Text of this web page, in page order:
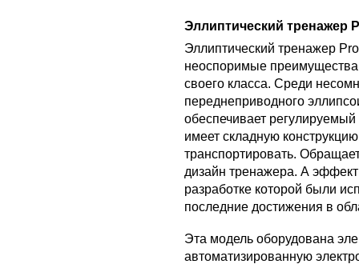
Эллиптический тренажер
Эллиптический тренажер
неоспоримые
своего класса. Среди
переднеприводного
обеспечивает
имеет складную
транспортировать.
дизайн тренажера. А
разработке которой были
последние достижения в
Эта модель оборудована
автоматизированную